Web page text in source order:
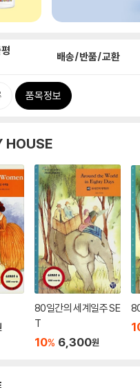
배송/반품/교환
품목정보
HOUSE
80일간의 세계일주 SE
T
10% 6,300원